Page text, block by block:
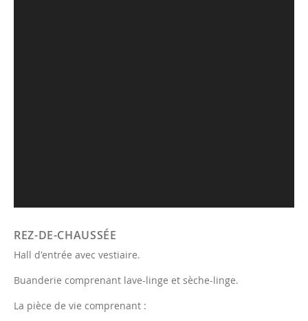
REZ-DE-CHAUSSÉE
Hall d'entrée avec vestiaire.
Buanderie comprenant lave-linge et sèche-linge.
La pièce de vie comprenant :